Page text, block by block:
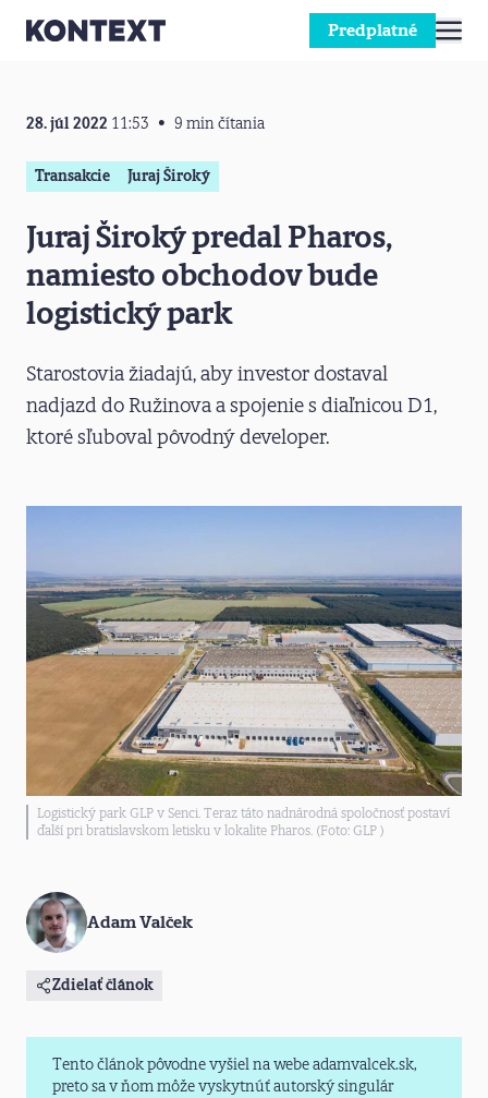
Predplatné
28. júl 2022 11:53 9 min čítania
Transakcie Juraj Široký
Juraj Široký predal Pharos,
namiesto obchodov bude
logistický park
Starostovia žiadajú, aby investor dostaval
nadjazd do Ružinova a spojenie s diaľnicou D1,
ktoré sľuboval pôvodný developer.
Logistický park GLP v Senci. Teraz táto nadnárodná spoločnosť postaví
ďalší pri bratislavskom letisku v lokalite Pharos. (Foto: GLP )
Adam Valček
Zdielať článok
Tento článok pôvodne vyšiel na webe adamvalcek.sk,
preto sa v ňom môže vyskytnúť autorský singulár